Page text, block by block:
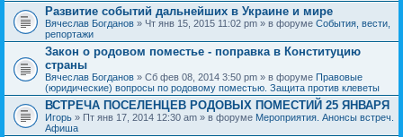
Развитие событий дальнейших в Украине и мире
Вячеслав Богданов » Чт янв 15, 2015 11:02 pm » в форуме События, вести,
репортажи
Закон о родовом поместье - поправка в Конституцию
страны
Вячеслав Богданов » Сб фев 08, 2014 3:50 pm » в форуме Правовые
(юридические) вопросы по родовому поместью. Защита против клеветы
ВСТРЕЧА ПОСЕЛЕНЦЕВ РОДОВЫХ ПОМЕСТИЙ 25 ЯНВАРЯ
Игорь » Пт янв 17, 2014 12:30 am » в форуме Мероприятия. Анонсы встреч.
Афиша